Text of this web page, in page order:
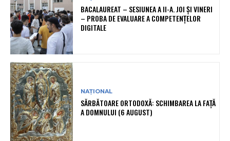
BACALAUREAT – SESIUNEA A II-A. JOI ȘI VINERI
– PROBA DE EVALUARE A COMPETENȚELOR
DIGITALE
NAȚIONAL
SĂRBĂTOARE ORTODOXĂ: SCHIMBAREA LA FAȚĂ
A DOMNULUI (6 AUGUST)